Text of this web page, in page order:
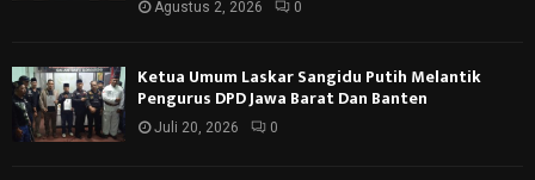
Agustus 2, 2026 0
Ketua Umum Laskar Sangidu Putih Melantik
Pengurus DPD Jawa Barat Dan Banten
Juli 20, 2026 0